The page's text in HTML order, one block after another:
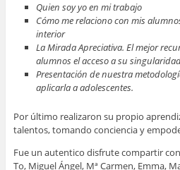
Quien soy yo en mi trabajo
Cómo me relaciono con mis
interior
La Mirada Apreciativa. El mejor
alumnos el acceso a su
Presentación de nuestra
aplicarla a adolescentes.
Por último realizaron su propio
talentos, tomando conciencia y
Fue un autentico disfrute compartir
To, Miguel Ángel, Mª Carmen, Emma,